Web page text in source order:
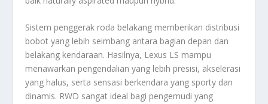
Sistem penggerak roda belakang memberikan distribusi
bobot yang lebih seimbang antara bagian depan dan
belakang kendaraan. Hasilnya, Lexus LS mampu
menawarkan pengendalian yang lebih presisi, akselerasi
yang halus, serta sensasi berkendara yang sporty dan
dinamis. RWD sangat ideal bagi pengemudi yang